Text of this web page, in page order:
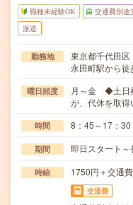
職種未経験OK 交通費別途
派遣
勤務地
東京都千代田区
永田町駅から
曜日頻度
月～金 ◆土日
が、代休を取
時間 8：45～17：30
期間 即日スタート～
時給 1750円＋交通
交通費